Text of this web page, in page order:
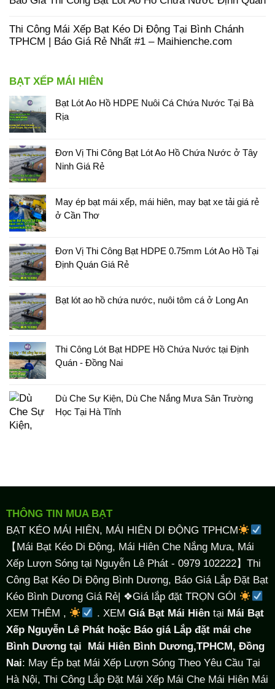
Thi Công Mái Xếp Bạt Kéo Di Động Tại Bình Chánh
TPHCM | Báo Giá Rẻ Nhất #1 – Maihienche.com
BẠT XẾP MÁI HIÊN
Bạt Lót Ao Hồ HDPE Nuôi Cá Chứa Nước Tại Bà
Rịa
Đơn Vị Thi Công Bạt Lót Ao Hồ Chứa Nước ở Tây
Ninh Giá Rẻ
May ép bạt mái xếp, mái hiên, may bạt xe tải giá rẻ
ở Cần Thơ
Đơn Vị Thi Công Bạt HDPE 0.75mm Lót Ao Hồ Tại
Định Quán Giá Rẻ
Bạt lót ao hồ chứa nước, nuôi tôm cá ở Long An
Thi Công Lót Bạt HDPE Hồ Chứa Nước tại Định
Quán - Đồng Nai
Dù Che Sự Kiện, Dù Che Nắng Mưa Sân Trường
Học Tại Hà Tĩnh
THÔNG TIN MUA BẠT
BẠT KÉO MÁI HIÊN, MÁI HIÊN DI ĐỘNG TPHCM
【Mái Bạt Kéo Di Động, Mái Hiên Che Nắng Mưa, Mái
Xếp Lượn Sóng tại Nguyễn Lê Phát - 0979 102222】Thi
Công Bạt Kéo Di Động Bình Dương, Báo Giá Lắp Đặt Bạt
Kéo Bình Dương Giá Rẻ| ❖Giá lắp đặt TRỌN GÓI
XEM THÊM ,
. XEM Giá Bạt Mái Hiêntại Mái Bạt
Xếp Nguyễn Lê Phát hoặc Báo giá Lắp đặt mái che
Bình Dương tại Mái Hiên Bình Dương,TPHCM, Đồng
Nai: May Ép bạt Mái Xếp Lượn Sóng Theo Yêu Cầu Tại
Hà Nội, Thi Công Lắp Đặt Mái Xếp Mái Che Mái Hiên Mái